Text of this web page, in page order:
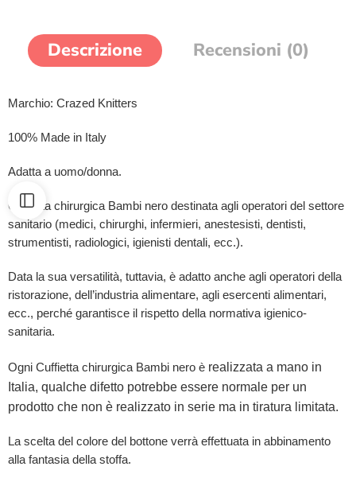
Descrizione Recensioni (0)
Marchio: Crazed Knitters
100% Made in Italy
Adatta a uomo/donna.
Cuffietta chirurgica Bambi nero destinata agli operatori del settore
sanitario (medici, chirurghi, infermieri, anestesisti, dentisti,
strumentisti, radiologici, igienisti dentali, ecc.).
Data la sua versatilità, tuttavia, è adatto anche agli operatori della
ristorazione, dell’industria alimentare, agli esercenti alimentari,
ecc., perché garantisce il rispetto della normativa igienico-
sanitaria.
Ogni Cuffietta chirurgica Bambi nero è realizzata a mano in
Italia, qualche difetto potrebbe essere normale per un
prodotto che non è realizzato in serie ma in tiratura limitata.
La scelta del colore del bottone verrà effettuata in abbinamento
alla fantasia della stoffa.